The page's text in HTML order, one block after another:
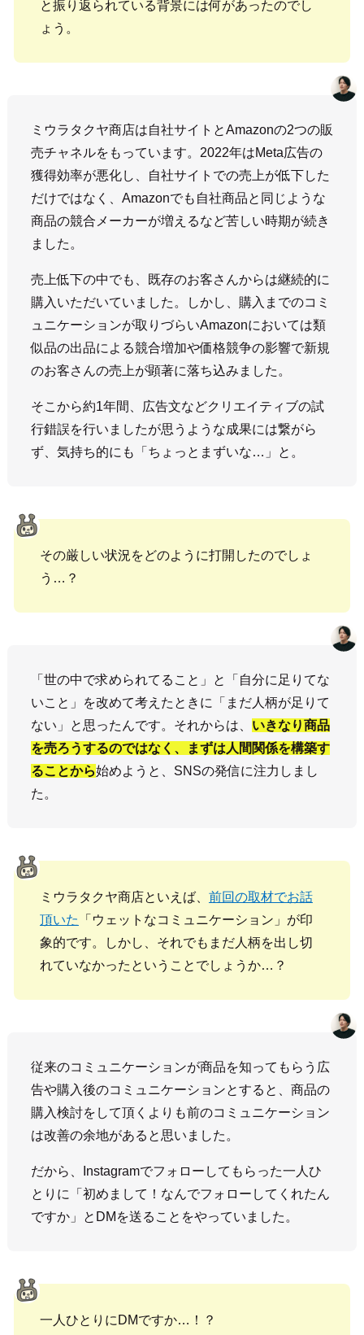
と振り返られている背景には何があったのでし
ょう。
ミウラタクヤ商店は自社サイトとAmazonの2つの販
売チャネルをもっています。2022年はMeta広告の
獲得効率が悪化し、自社サイトでの売上が低下した
だけではなく、Amazonでも自社商品と同じような
商品の競合メーカーが増えるなど苦しい時期が続き
ました。
売上低下の中でも、既存のお客さんからは継続的に
購入いただいていました。しかし、購入までのコミ
ュニケーションが取りづらいAmazonにおいては類
似品の出品による競合増加や価格競争の影響で新規
のお客さんの売上が顕著に落ち込みました。
そこから約1年間、広告文などクリエイティブの試
行錯誤を行いましたが思うような成果には繋がら
ず、気持ち的にも「ちょっとまずいな…」と。
その厳しい状況をどのように打開したのでしょ
う…？
「世の中で求められてること」と「自分に足りてな
いこと」を改めて考えたときに「まだ人柄が足りて
ない」と思ったんです。それからは、 いきなり商品
を売ろうするのではなく、まずは人間関係を構築す
ることから始めようと、SNSの発信に注力しまし
た。
ミウラタクヤ商店といえば、 前回の取材でお話
頂いた
「ウェットなコミュニケーション」が印
象的です。しかし、それでもまだ人柄を出し切
れていなかったということでしょうか…？
従来のコミュニケーションが商品を知ってもらう広
告や購入後のコミュニケーションとすると、商品の
購入検討をして頂くよりも前のコミュニケーション
は改善の余地があると思いました。
だから、Instagramでフォローしてもらった一人ひ
とりに「初めまして！なんでフォローしてくれたん
ですか」とDMを送ることをやっていました。
一人ひとりにDMですか…！？